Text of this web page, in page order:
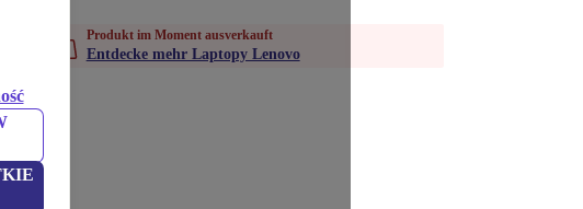
Produkt im Moment ausverkauft
Entdecke mehr Laptopy Lenovo